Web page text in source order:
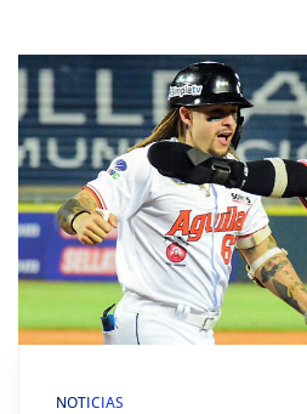
NOTICIAS